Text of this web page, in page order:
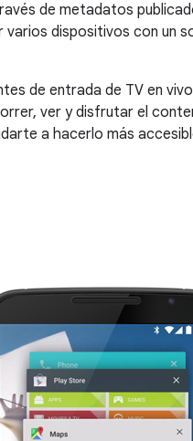
de metadatos
varios dispositivos con un
de entrada de TV en
ver y disfrutar el
a hacerlo más